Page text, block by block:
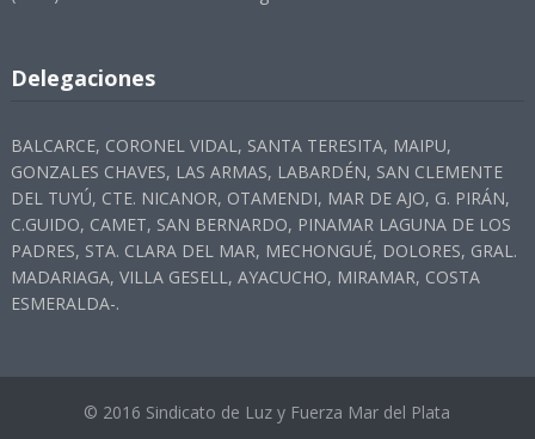
Delegaciones
BALCARCE, CORONEL VIDAL, SANTA TERESITA, MAIPU,
GONZALES CHAVES, LAS ARMAS, LABARDÉN, SAN CLEMENTE
DEL TUYÚ, CTE. NICANOR, OTAMENDI, MAR DE AJO, G. PIRÁN,
C.GUIDO, CAMET, SAN BERNARDO, PINAMAR LAGUNA DE LOS
PADRES, STA. CLARA DEL MAR, MECHONGUÉ, DOLORES, GRAL.
MADARIAGA, VILLA GESELL, AYACUCHO, MIRAMAR, COSTA
ESMERALDA-.
© 2016 Sindicato de Luz y Fuerza Mar del Plata